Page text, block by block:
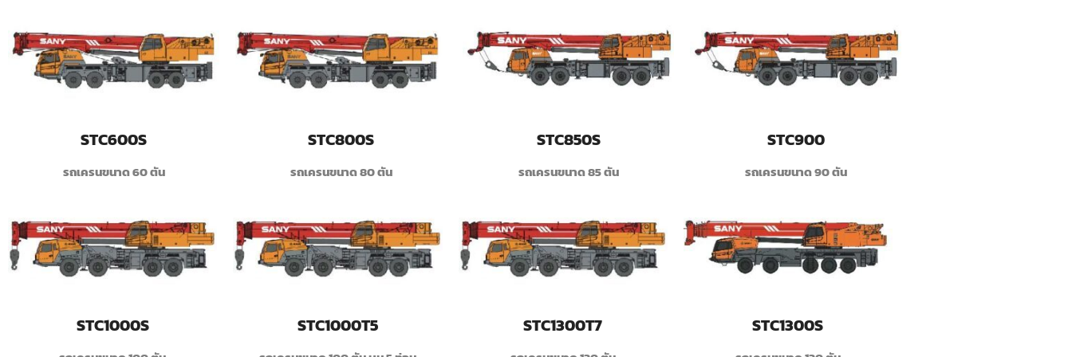
STC600S
รถเครนขนาด 60 ตัน
STC800S
รถเครนขนาด 80 ตัน
STC850S
รถเครนขนาด 85 ตัน
STC900
รถเครนขนาด 90 ตัน
STC1000S STC1000T5 STC1300T7 STC1300S